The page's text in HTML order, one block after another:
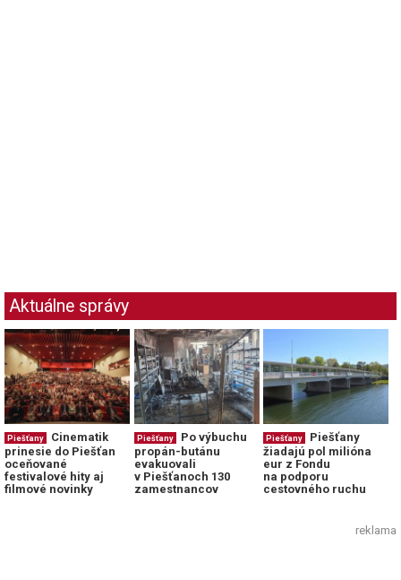
Aktuálne správy
Piešťany
Cinematik
prinesie do Piešťan
oceňované
festivalové hity aj
filmové novinky
Piešťany
Po výbuchu
propán-butánu
evakuovali
v Piešťanoch 130
zamestnancov
Piešťany
Piešťany
žiadajú pol milióna
eur z Fondu
na podporu
cestovného ruchu
reklama